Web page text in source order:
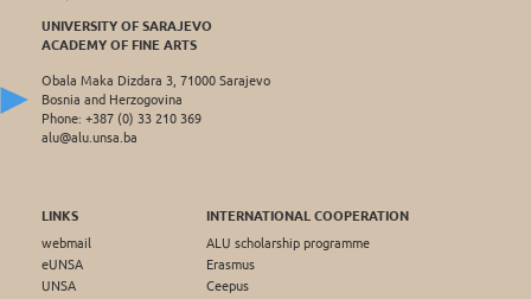
UNIVERSITY OF SARAJEVO
ACADEMY OF FINE ARTS
Obala Maka Dizdara 3, 71000 Sarajevo
Bosnia and Herzogovina
Phone: +387 (0) 33 210 369
alu@alu.unsa.ba
LINKS
webmail
eUNSA
UNSA
INTERNATIONAL COOPERATION
ALU scholarship programme
Erasmus
Ceepus